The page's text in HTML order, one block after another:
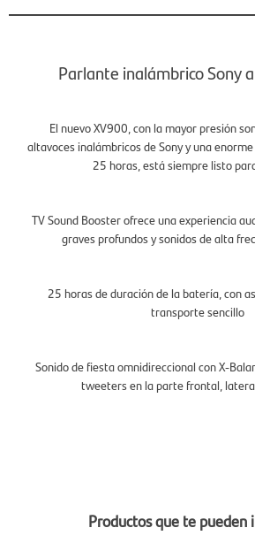
Parlante inalámbrico Sony
El nuevo XV900, con la mayor presión
altavoces inalámbricos de Sony y una
25 horas, está siempre listo
TV Sound Booster ofrece una experiencia
graves profundos y sonidos de alta
25 horas de duración de la batería, con
transporte sencillo
Sonido de fiesta omnidireccional con X-
tweeters en la parte frontal,
Productos que te pueden